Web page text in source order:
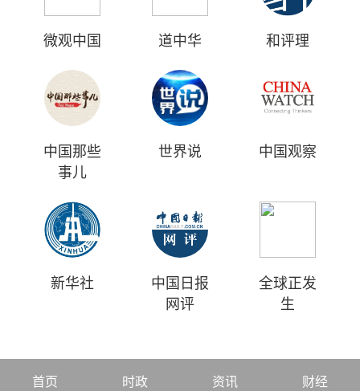
微观中国 道中华 和评理
中国那些
事儿
世界说 中国观察
新华社
中国日报
网评
全球正发
生
首页 时政 资讯 财经